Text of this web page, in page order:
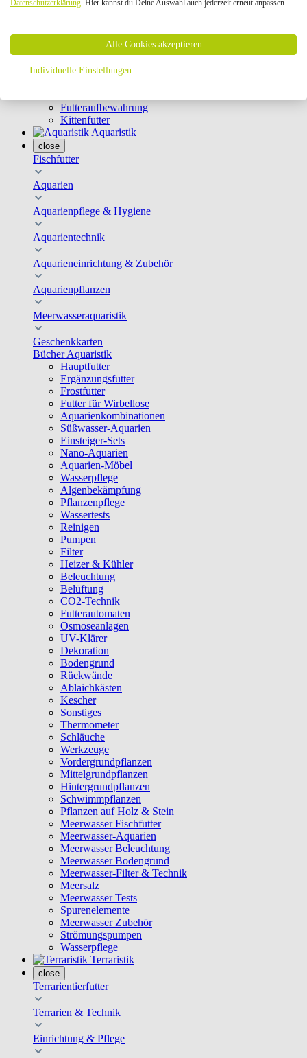
Geschirre & Leinen
Schutznetze
Kippfensterschutz
Katzenkameras
Futternäpfe
Futteraufbewahrung
Kittenfutter
Aquaristik
close
Fischfutter
Aquarien
Aquarienpflege & Hygiene
Aquarientechnik
Aquarieneinrichtung & Zubehör
Aquarienpflanzen
Meerwasseraquaristik
Geschenkkarten
Bücher Aquaristik
Hauptfutter
Ergänzungsfutter
Frostfutter
Futter für Wirbellose
Aquarienkombinationen
Süßwasser-Aquarien
Einsteiger-Sets
Nano-Aquarien
Aquarien-Möbel
Wasserpflege
Algenbekämpfung
Pflanzenpflege
Wassertests
Reinigen
Pumpen
Filter
Heizer & Kühler
Beleuchtung
Belüftung
CO2-Technik
Futterautomaten
Osmoseanlagen
UV-Klärer
Dekoration
Bodengrund
Rückwände
Ablaichkästen
Kescher
Sonstiges
Thermometer
Schläuche
Werkzeuge
Vordergrundpflanzen
Mittelgrundpflanzen
Hintergrundpflanzen
Schwimmpflanzen
Pflanzen auf Holz & Stein
Meerwasser Fischfutter
Meerwasser-Aquarien
Meerwasser Beleuchtung
Meerwasser Bodengrund
Meerwasser-Filter & Technik
Meersalz
Meerwasser Tests
Spurenelemente
Meerwasser Zubehör
Strömungspumpen
Wasserpflege
Terraristik
close
Terrarientierfutter
Terrarien & Technik
Einrichtung & Pflege
Datenschutzerklärung. Hier kannst du Deine Auswahl auch jederzeit erneut anpassen.
Alle Cookies akzeptieren
Individuelle Einstellungen